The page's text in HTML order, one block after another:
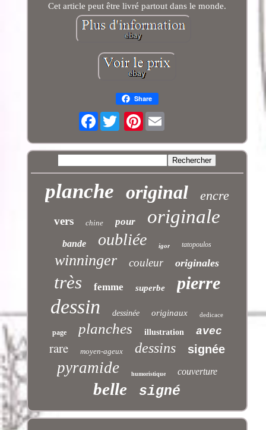
Cet article peut être livré partout dans le monde.
Share
Facebook Pinterest
planche original encre
vers chine pour originale
bande oubliée igor tatopoulos
winninger couleur originales
très femme superbe pierre
dessin dessinée originaux dedicace
page planches illustration avec
rare moyen-ageux dessins signée
pyramide humoristique couverture
belle signé